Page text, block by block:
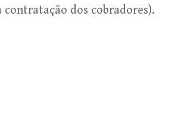
dos cobradores).